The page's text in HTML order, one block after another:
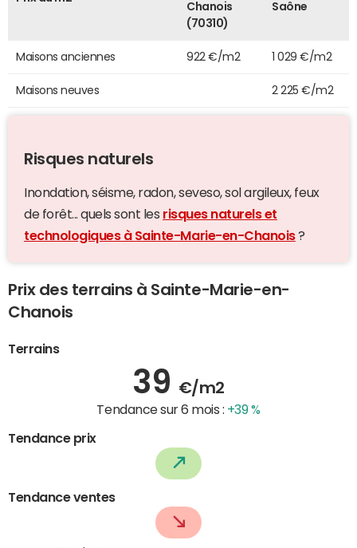
Chanois
(70310)
Saône
Maisons anciennes 922 €/m2 1 029 €/m2
Maisons neuves 2 225 €/m2
Risques naturels
Inondation, séisme, radon, seveso, sol argileux, feux
de forêt... quels sont les risques naturels et
technologiques à Sainte-Marie-en-Chanois?
Prix des terrains à Sainte-Marie-en-
Chanois
Terrains
39 €/m2
Tendance sur 6 mois : +39 %
Tendance prix
Tendance ventes